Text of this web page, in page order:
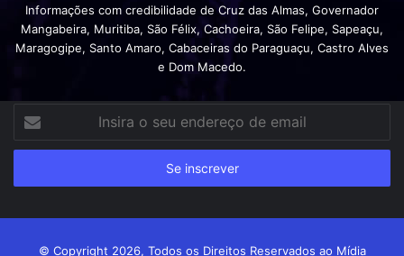
Informações com credibilidade de Cruz das Almas, Governador
Mangabeira, Muritiba, São Félix, Cachoeira, São Felipe, Sapeaçu,
Maragogipe, Santo Amaro, Cabaceiras do Paraguaçu, Castro Alves
e Dom Macedo.
seu
de
© Copyright 2026, Todos os Direitos Reservados ao Mídia